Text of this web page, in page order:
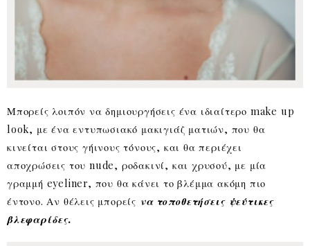
Μπορείς λοιπόν να δημιουργήσεις ένα ιδιαίτερο make up
look, με ένα εντυπωσιακό μακιγιάζ ματιών, που θα
κινείται στους γήινους τόνους, και θα περιέχει
αποχρώσεις του nude, ροδακινί, και χρυσού, με μία
γραμμή eyeliner, που θα κάνει το βλέμμα ακόμη πιο
έντονο. Αν θέλεις μπορείς να τοποθετήσεις ψεύτικες
βλεφαρίδες.